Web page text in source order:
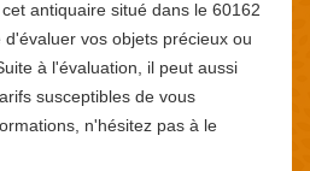
antiquaire situé dans le 60162
vos objets précieux ou
à l'évaluation, il peut aussi
susceptibles de vous
n'hésitez pas à le